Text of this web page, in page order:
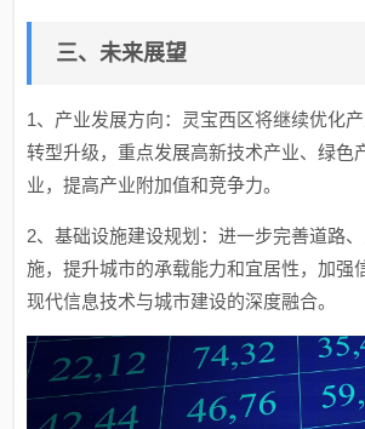
三、未来展望
1、产业发展方向：灵宝西区将继续优化
转型升级，重点发展高新技术产业、绿色
业，提高产业附加值和竞争力。
2、基础设施建设规划：进一步完善道路
施，提升城市的承载能力和宜居性，加强
现代信息技术与城市建设的深度融合。